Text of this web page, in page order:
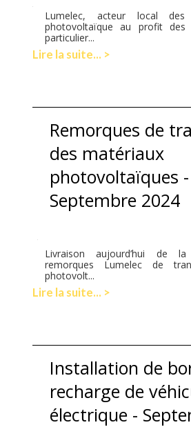
Lumelec, acteur local des
photovoltaïque au profit des
particulier...
Lire la suite... >
Remorques de
des matériaux
photovoltaïques -
Septembre 2024
Livraison aujourd’hui de
remorques Lumelec de
photovolt...
Lire la suite... >
Installation de
recharge de
électrique -